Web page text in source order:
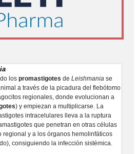
los promastigotes de Leishmania se
a través de la picadura del flebótomo
regionales, donde evolucionan a
) y empiezan a multiplicarse. La
intracelulares lleva a la ruptura
que penetran en otras células
regional y a los órganos hemolinfáticos
consiguiendo la infección sistémica.